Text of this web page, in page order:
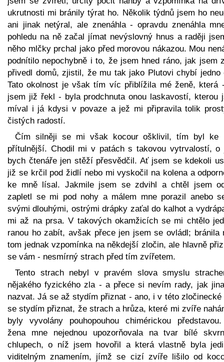
ukrutnosti mi bránily týrat ho. Několik týdnů jsem ho
ani jinak netýral, ale znenáhla - opravdu znenáhla
pohledu na ně začal jímat nevýslovný hnus a raději
něho mlčky prchal jako před morovou nákazou. Mou
podnítilo nepochybně i to, že jsem hned ráno, jak jsem
přivedl domů, zjistil, že mu tak jako Plutovi chybí jedno
Tato okolnost je však tím víc přiblížila mé ženě, která
jsem již řekl - byla prodchnuta onou laskavostí, kterou
míval i já kdysi v povaze a jež mi připravila tolik
čistých radostí.
Čím silněji se mi však kocour ošklivil, tím byl ke
přítulnější. Chodil mi v patách s takovou vytrvalostí, o
bych čtenáře jen stěží přesvědčil. Ať jsem se kdekoli
již se krčil pod židlí nebo mi vyskočil na kolena a
ke mně lísal. Jakmile jsem se zdvihl a chtěl jsem
zapletl se mi pod nohy a málem mne porazil anebo
svými dlouhými, ostrými drápky zaťal do kalhot a
mi až na prsa. V takových okamžicích se mi chtělo
ranou ho zabít, avšak přece jen jsem se ovládl; bránila
tom jednak vzpomínka na někdejší zločin, ale hlavně
se vám - nesmírný strach před tím zvířetem.
Tento strach nebyl v pravém slova smyslu
nějakého fyzického zla - a přece si nevím rady, jak
nazvat. Já se až stydím přiznat - ano, i v této zločinecké
se stydím přiznat, že strach a hrůza, které mi zvíře
byly vyvolány pouhopouhou chimérickou
žena mne nejednou upozorňovala na tvar bílé
chlupech, o níž jsem hovořil a která vlastně byla
viditelným znamením, jímž se cizí zvíře lišilo od